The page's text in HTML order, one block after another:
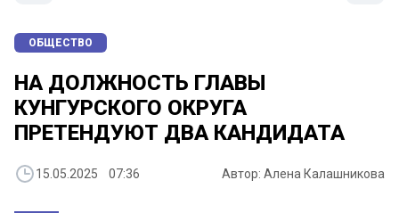
ОБЩЕСТВО
НА ДОЛЖНОСТЬ ГЛАВЫ
КУНГУРСКОГО ОКРУГА
ПРЕТЕНДУЮТ ДВА КАНДИДАТА
15.05.2025 07:36 Автор: Алена Калашникова